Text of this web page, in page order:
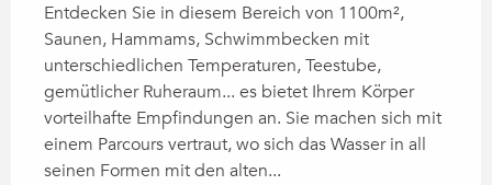
Entdecken Sie in diesem Bereich von 1100m²,
Saunen, Hammams, Schwimmbecken mit
unterschiedlichen Temperaturen, Teestube,
gemütlicher Ruheraum... es bietet Ihrem Körper
vorteilhafte Empfindungen an. Sie machen sich mit
einem Parcours vertraut, wo sich das Wasser in all
seinen Formen mit den alten...